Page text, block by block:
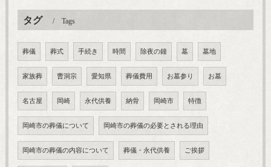
タグ Tags
葬儀 葬式 手続き 時間 除夜の鐘 墓 墓地
家族葬 曹洞宗 愛知県 葬儀費用 お墓参り お墓
名古屋 岡崎 永代供養 納骨 岡崎市 特徴
岡崎市の葬儀について 岡崎市の葬儀の必要とされる理由
岡崎市の葬儀の内容について 葬儀・永代供養 ご挨拶